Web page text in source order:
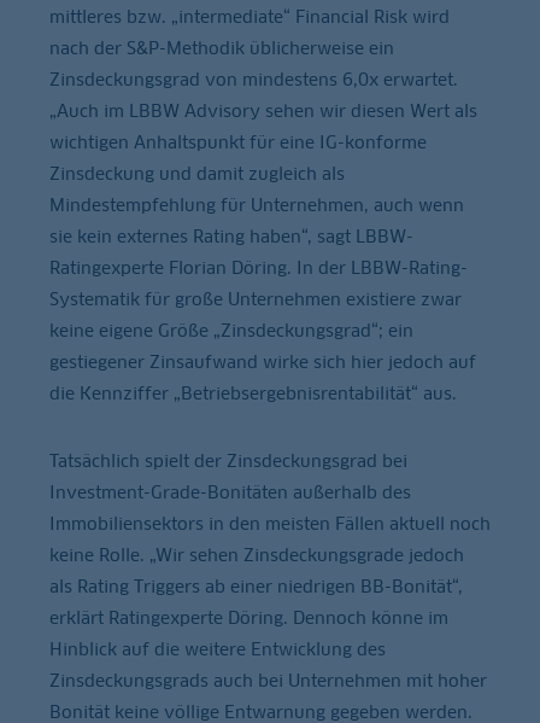
mittleres bzw. „intermediate“ Financial Risk wird
nach der S&P-Methodik üblicherweise ein
Zinsdeckungsgrad von mindestens 6,0x erwartet.
„Auch im LBBW Advisory sehen wir diesen Wert als
wichtigen Anhaltspunkt für eine IG-konforme
Zinsdeckung und damit zugleich als
Mindestempfehlung für Unternehmen, auch wenn
sie kein externes Rating haben“, sagt LBBW-
Ratingexperte Florian Döring. In der LBBW-Rating-
Systematik für große Unternehmen existiere zwar
keine eigene Größe „Zinsdeckungsgrad“; ein
gestiegener Zinsaufwand wirke sich hier jedoch auf
die Kennziffer „Betriebsergebnisrentabilität“ aus.
Tatsächlich spielt der Zinsdeckungsgrad bei
Investment-Grade-Bonitäten außerhalb des
Immobiliensektors in den meisten Fällen aktuell noch
keine Rolle. „Wir sehen Zinsdeckungsgrade jedoch
als Rating Triggers ab einer niedrigen BB-Bonität“,
erklärt Ratingexperte Döring. Dennoch könne im
Hinblick auf die weitere Entwicklung des
Zinsdeckungsgrads auch bei Unternehmen mit hoher
Bonität keine völlige Entwarnung gegeben werden.